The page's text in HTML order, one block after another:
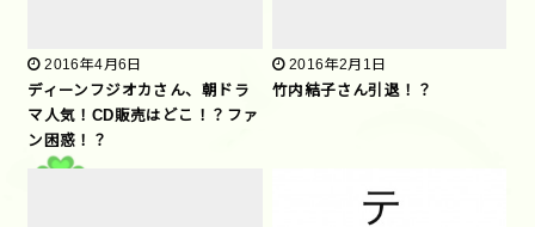
2016年4月6日
ディーンフジオカさん、朝ドラ
マ人気！CD販売はどこ！？ファ
ン困惑！？
2016年2月1日
竹内結子さん引退！？